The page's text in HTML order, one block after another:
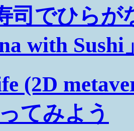
司でひら
with Sushi
(2D
てみよう